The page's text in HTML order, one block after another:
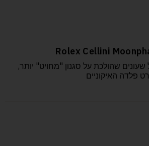
שהולכת על סגנון "מחויט" יותר,
פלדה האיקוניים